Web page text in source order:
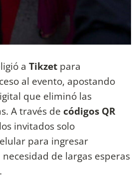
a Tikzet para
al evento, apostando
que eliminó las
A través de códigos QR
invitados solo
para ingresar
de largas esperas